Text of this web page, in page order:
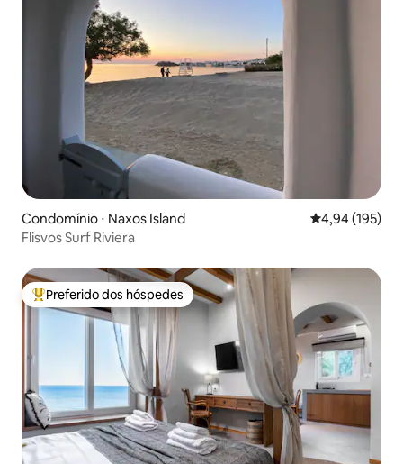
Condomínio ⋅ Naxos Island 4,94 de uma
4,94 (195)
Flisvos Surf Riviera
Entre os melhores preferidos dos hóspedes
Preferido dos hóspedes